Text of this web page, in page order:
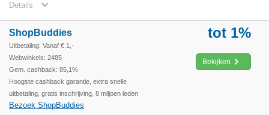
Details
ShopBuddies
Uitbetaling: Vanaf € 1,-
Webwinkels: 2485
Gem. cashback: 85,1%
Hoogste cashback garantie, extra snelle
uitbetaling, gratis inschrijving, 8 miljoen leden
Bezoek ShopBuddies
tot 1%
Bekijken